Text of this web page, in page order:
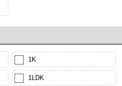
1K
1LDK